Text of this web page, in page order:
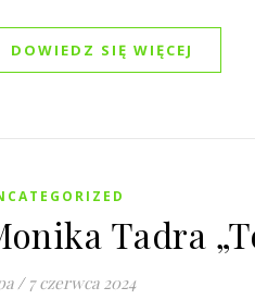
DOWIEDZ SIĘ WIĘCEJ
Tadra
/ 7 czerwca 2024